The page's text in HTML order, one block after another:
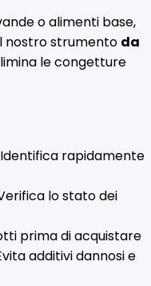
o alimenti base,
nostro strumento da
le congetture
rapidamente
lo stato dei
prima di acquistare
additivi dannosi e